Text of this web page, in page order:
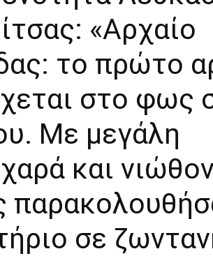
«Αρχαίο
το πρώτο
στο φως
Με μεγάλη
και
σε